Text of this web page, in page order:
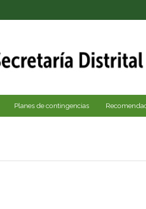
Planes de contingencias